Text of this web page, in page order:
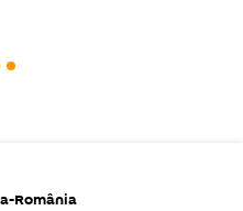
România